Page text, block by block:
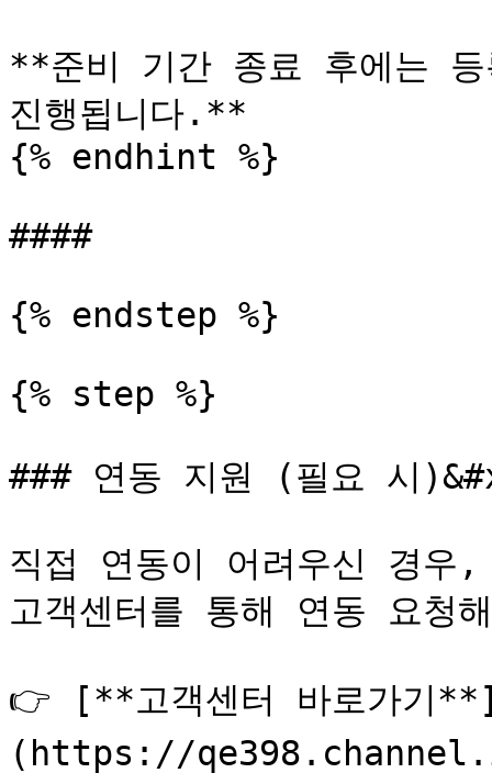
**준비 기간 종료 후에는 등
진행됩니다.**
{% endhint %}
####
{% endstep %}
{% step %}
### 연동 지원 (필요 시
직접 연동이 어려우신 경
고객센터를 통해 연동 요청
👉 [**고객센터 바로가기
(https://